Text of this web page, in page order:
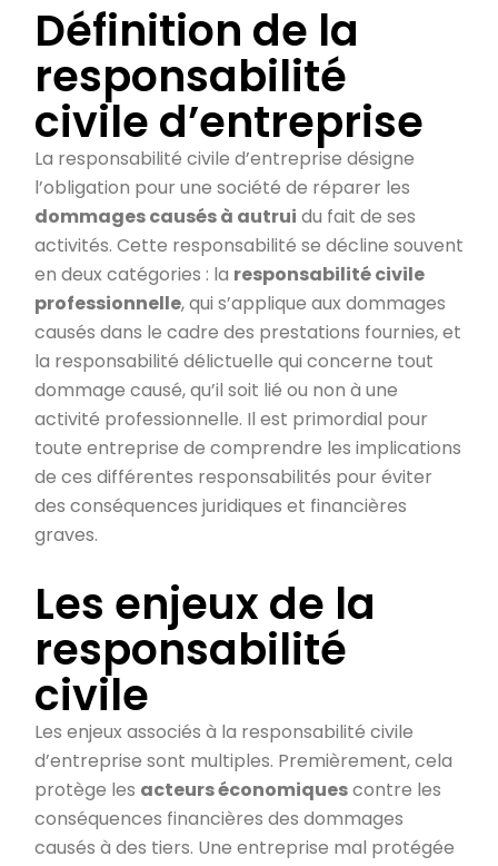
Définition de la
responsabilité
civile d’entreprise
La responsabilité civile d’entreprise désigne
l’obligation pour une société de réparer les
dommages causés à autrui du fait de ses
activités. Cette responsabilité se décline souvent
en deux catégories : la responsabilité civile
professionnelle, qui s’applique aux dommages
causés dans le cadre des prestations fournies, et
la responsabilité délictuelle qui concerne tout
dommage causé, qu’il soit lié ou non à une
activité professionnelle. Il est primordial pour
toute entreprise de comprendre les implications
de ces différentes responsabilités pour éviter
des conséquences juridiques et financières
graves.
Les enjeux de la
responsabilité
civile
Les enjeux associés à la responsabilité civile
d’entreprise sont multiples. Premièrement, cela
protège les acteurs économiquescontre les
conséquences financières des dommages
causés à des tiers. Une entreprise mal protégée